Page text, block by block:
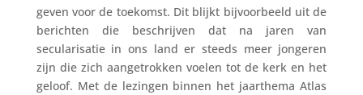
geven voor de toekomst. Dit blijkt bijvoorbeeld uit de
berichten die beschrijven dat na jaren van
secularisatie in ons land er steeds meer jongeren
zijn die zich aangetrokken voelen tot de kerk en het
geloof. Met de lezingen binnen het jaarthema Atlas